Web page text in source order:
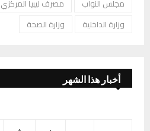
مجلس النواب
مصرف ليبيا المركزي
وزارة الداخلية
وزارة الصحة
أخبار هذا الشهر